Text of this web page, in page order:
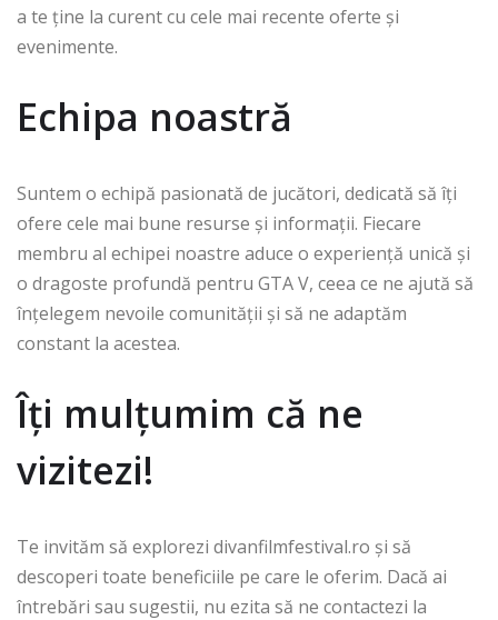
a te ține la curent cu cele mai recente oferte și
evenimente.
Echipa noastră
Suntem o echipă pasionată de jucători, dedicată să îți
ofere cele mai bune resurse și informații. Fiecare
membru al echipei noastre aduce o experiență unică și
o dragoste profundă pentru GTA V, ceea ce ne ajută să
înțelegem nevoile comunității și să ne adaptăm
constant la acestea.
Îți mulțumim că ne
vizitezi!
Te invităm să explorezi divanfilmfestival.ro și să
descoperi toate beneficiile pe care le oferim. Dacă ai
întrebări sau sugestii, nu ezita să ne contactezi la